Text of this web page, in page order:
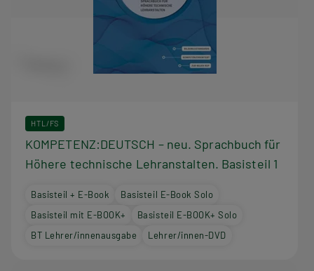
HTL/FS
KOMPETENZ:DEUTSCH – neu. Sprachbuch für
Höhere technische Lehranstalten. Basisteil 1
Basisteil + E-Book
Basisteil E-Book Solo
Basisteil mit E-BOOK+
Basisteil E-BOOK+ Solo
BT Lehrer/innenausgabe
Lehrer/innen-DVD